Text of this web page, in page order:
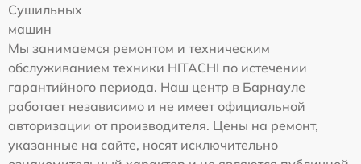
Сушильных
машин
Мы занимаемся ремонтом и техническим
обслуживанием техники HITACHI по истечении
гарантийного периода. Наш центр в Барнауле
работает независимо и не имеет официальной
авторизации от производителя. Цены на ремонт,
указанные на сайте, носят исключительно